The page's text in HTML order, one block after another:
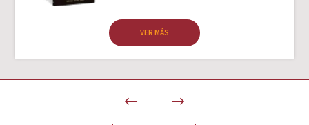
VER MÁS